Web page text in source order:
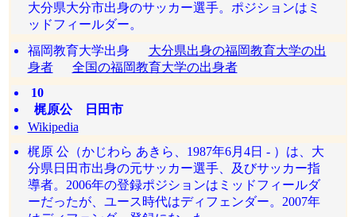
大分県大分市出身のサッカー選手。ポジションはミ
ッドフィールダー。
福岡教育大学出身 大分県出身の福岡教育大学の出
身者
全国の福岡教育大学の出身者
10
梶原公 日田市
Wikipedia
梶原 公（かじわら あきら、1987年6月4日 - ）は、大
分県日田市出身の元サッカー選手、及びサッカー指
導者。2006年の登録ポジションはミッドフィールダ
ーだったが、ユース時代はディフェンダー。2007年